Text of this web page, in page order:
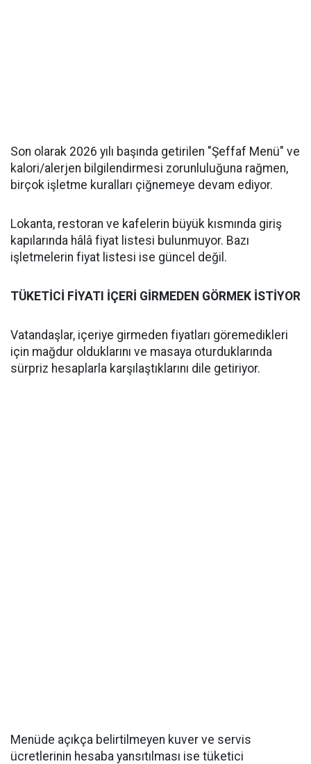
Son olarak 2026 yılı başında getirilen "Şeffaf Menü" ve
kalori/alerjen bilgilendirmesi zorunluluğuna rağmen,
birçok işletme kuralları çiğnemeye devam ediyor.
Lokanta, restoran ve kafelerin büyük kısmında giriş
kapılarında hâlâ fiyat listesi bulunmuyor. Bazı
işletmelerin fiyat listesi ise güncel değil.
TÜKETİCİ FİYATI İÇERİ GİRMEDEN GÖRMEK İSTİYOR
Vatandaşlar, içeriye girmeden fiyatları göremedikleri
için mağdur olduklarını ve masaya oturduklarında
sürpriz hesaplarla karşılaştıklarını dile getiriyor.
Menüde açıkça belirtilmeyen kuver ve servis
ücretlerinin hesaba yansıtılması ise tüketici